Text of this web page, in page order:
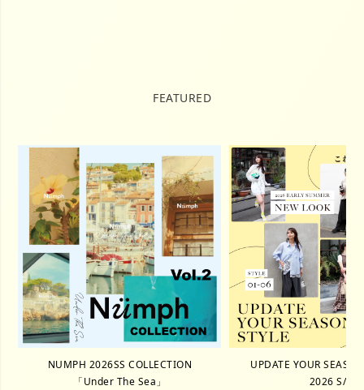
FEATURED
NUMPH 2026SS COLLECTION
「Under The Sea」
UPDATE YOUR
2026 S/S